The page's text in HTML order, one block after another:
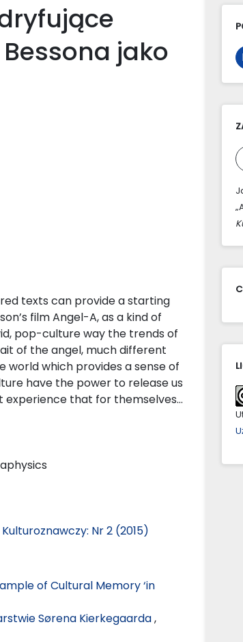
jako
texts can provide a starting
film Angel-A, as a kind of
pop-culture way the trends of
of the angel, much different
which provides a sense of
have the power to release us
that for themselves…
Kulturoznawczy: Nr 2 (2015)
of Cultural Memory ‘in
Sørena Kierkegaarda,